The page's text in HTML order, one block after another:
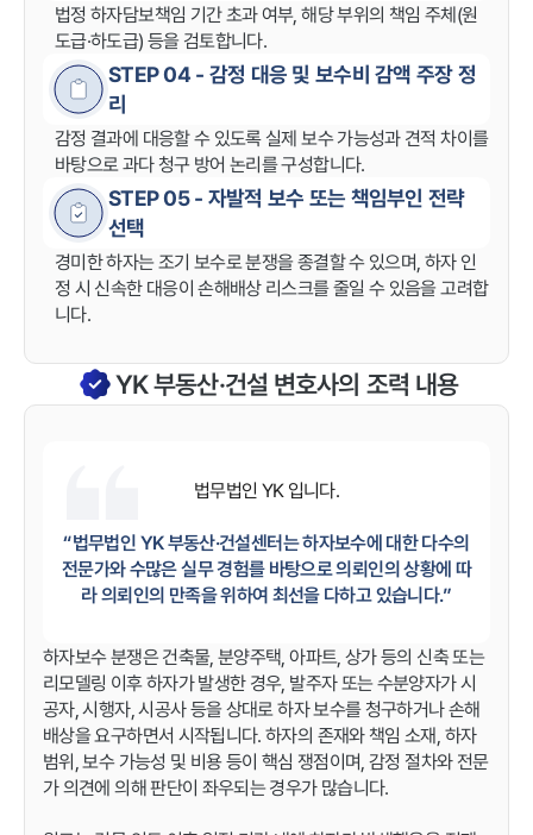
법정 하자담보책임 기간 초과 여부, 해당 부위의 책임 주체(원
도급·하도급) 등을 검토합니다.
STEP 04 - 감정 대응 및 보수비 감액 주장 정
리
감정 결과에 대응할 수 있도록 실제 보수 가능성과 견적 차이를
바탕으로 과다 청구 방어 논리를 구성합니다.
STEP 05 - 자발적 보수 또는 책임부인 전략
선택
경미한 하자는 조기 보수로 분쟁을 종결할 수 있으며, 하자 인
정 시 신속한 대응이 손해배상 리스크를 줄일 수 있음을 고려합
니다.
YK 부동산·건설 변호사의 조력 내용
법무법인 YK 입니다.
“법무법인 YK 부동산·건설센터는 하자보수에 대한 다수의
전문가와 수많은 실무 경험를 바탕으로 의뢰인의 상황에 따
라 의뢰인의 만족을 위하여 최선을 다하고 있습니다.”
하자보수 분쟁은 건축물, 분양주택, 아파트, 상가 등의 신축 또는
리모델링 이후 하자가 발생한 경우, 발주자 또는 수분양자가 시
공자, 시행자, 시공사 등을 상대로 하자 보수를 청구하거나 손해
배상을 요구하면서 시작됩니다. 하자의 존재와 책임 소재, 하자
범위, 보수 가능성 및 비용 등이 핵심 쟁점이며, 감정 절차와 전문
가 의견에 의해 판단이 좌우되는 경우가 많습니다.